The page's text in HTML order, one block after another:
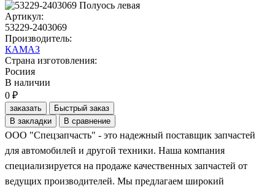
Артикул:
53229-2403069
Производитель:
КАМАЗ
Страна изготовления:
Росиия
В наличии
0 ₽
заказать
Быстрый заказ
В закладки
В сравнение
ООО "Спецзапчасть" - это надежный поставщик запчастей
для автомобилей и другой техники. Наша компания
специализируется на продаже качественных запчастей от
ведущих производителей. Мы предлагаем широкий